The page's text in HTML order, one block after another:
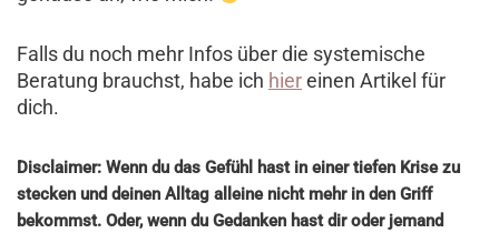
Falls du noch mehr Infos über die systemische
Beratung brauchst, habe ich hiereinen Artikel für
dich.
Disclaimer: Wenn du das Gefühl hast in einer tiefen Krise zu
stecken und deinen Alltag alleine nicht mehr in den Griff
bekommst. Oder, wenn du Gedanken hast dir oder jemand